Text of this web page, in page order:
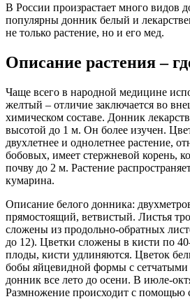
В России произрастает много видов
популярны донник белый и
не только растение, но и его мед.
Описание растения –
Чаще всего в народной медицине
желтый – отличие заключается во
химическом составе. Донник
высотой до 1 м. Он более изучен.
двухлетнее и однолетнее растение,
бобовых, имеет стержневой корень,
почву до 2 м. Растение
кумарина.
Описание белого донника:
прямостоящий, ветвистый. Листья
сложены из продольно-обратных
до 12). Цветки сложены в кисти по
плоды, кисти удлиняются. Цветок
бобы яйцевидной формы с
донник все лето до осени. В июле-
Размножение происходит с помощью